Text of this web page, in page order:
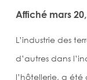
Affiché mars
L’industrie des
d’autres dans
l’hôtellerie, a